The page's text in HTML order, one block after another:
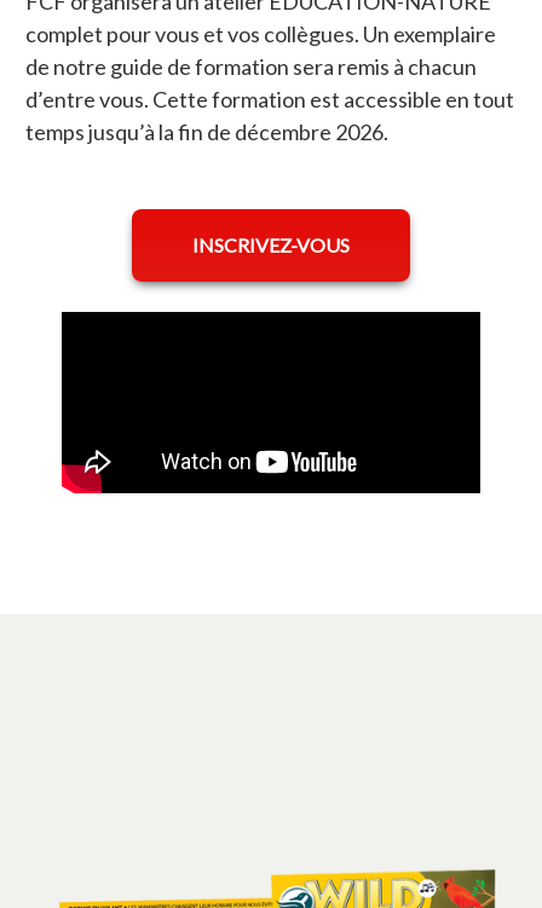
complet pour vous et vos collègues. Un exemplaire
de notre guide de formation sera remis à chacun
d’entre vous. Cette formation est accessible en tout
temps jusqu’à la fin de décembre 2026.
INSCRIVEZ-VOUS